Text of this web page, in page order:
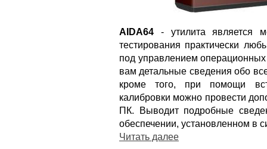
AIDA64 - утилита является
тестирования практически
под управлением
вам детальные сведения обо
кроме того, при помощи
калибровки можно провести
ПК. Выводит подробные
обеспечении, установленном в
Читать далее